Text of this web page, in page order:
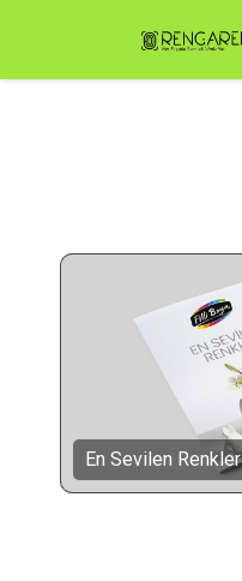
En Sevilen Renkler